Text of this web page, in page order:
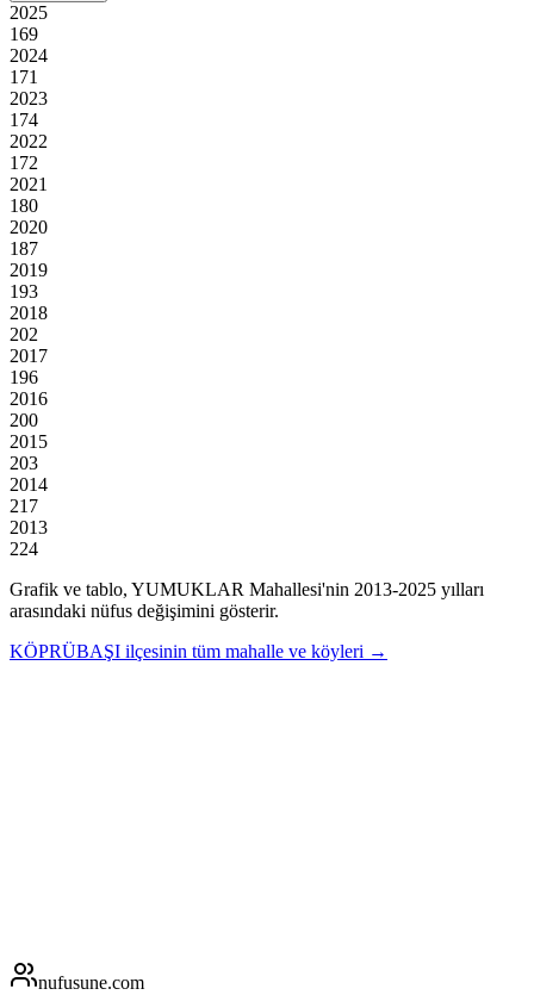
2025
169
2024
171
2023
174
2022
172
2021
180
2020
187
2019
193
2018
202
2017
196
2016
200
2015
203
2014
217
2013
224
Grafik ve tablo, YUMUKLAR Mahallesi'nin 2013-2025 yılları
arasındaki nüfus değişimini gösterir.
KÖPRÜBAŞI ilçesinin tüm mahalle ve köyleri →
nufusune.com